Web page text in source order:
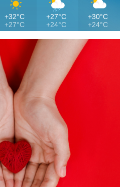
+32°C
+27°C
+27°C
+24°C
+30°C
+24°C